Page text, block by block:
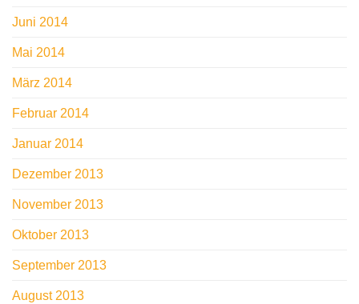
Juni 2014
Mai 2014
März 2014
Februar 2014
Januar 2014
Dezember 2013
November 2013
Oktober 2013
September 2013
August 2013